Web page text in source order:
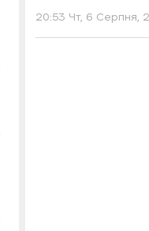
20:53 Чт, 6 Серпня,